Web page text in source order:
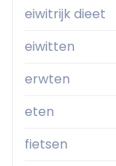
eiwitrijk dieet
eiwitten
erwten
eten
fietsen